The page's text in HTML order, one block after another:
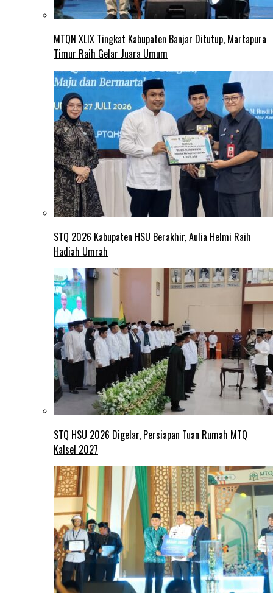
MTQN XLIX Tingkat Kabupaten Banjar Ditutup, Martapura
Timur Raih Gelar Juara Umum
STQ 2026 Kabupaten HSU Berakhir, Aulia Helmi Raih
Hadiah Umrah
STQ HSU 2026 Digelar, Persiapan Tuan Rumah MTQ
Kalsel 2027